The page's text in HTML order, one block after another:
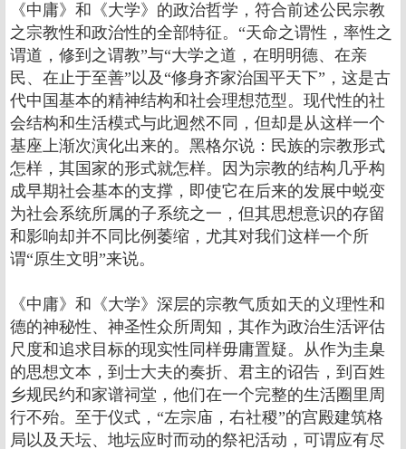
《中庸》和《大学》的政治哲学，符合前述公民宗教
之宗教性和政治性的全部特征。“天命之谓性，率性之
谓道，修到之谓教”与“大学之道，在明明德、在亲
民、在止于至善”以及“修身齐家治国平天下”，这是古
代中国基本的精神结构和社会理想范型。现代性的社
会结构和生活模式与此迥然不同，但却是从这样一个
基座上渐次演化出来的。黑格尔说：民族的宗教形式
怎样，其国家的形式就怎样。因为宗教的结构几乎构
成早期社会基本的支撑，即使它在后来的发展中蜕变
为社会系统所属的子系统之一，但其思想意识的存留
和影响却并不同比例萎缩，尤其对我们这样一个所
谓“原生文明”来说。
《中庸》和《大学》深层的宗教气质如天的义理性和
德的神秘性、神圣性众所周知，其作为政治生活评估
尺度和追求目标的现实性同样毋庸置疑。从作为圭臬
的思想文本，到士大夫的奏折、君主的诏告，到百姓
乡规民约和家谱祠堂，他们在一个完整的生活圈里周
行不殆。至于仪式，“左宗庙，右社稷”的宫殿建筑格
局以及天坛、地坛应时而动的祭祀活动，可谓应有尽